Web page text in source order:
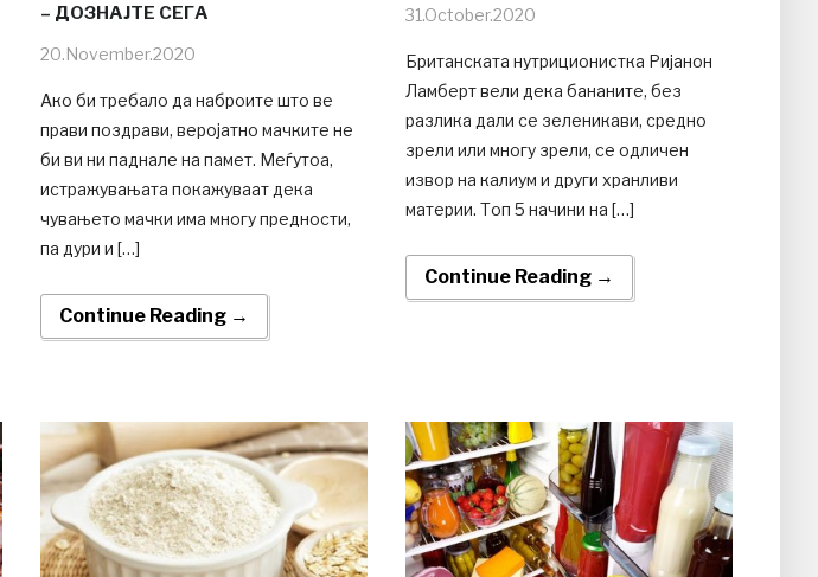
– ДОЗНАЈТЕ СЕГА
20.November.2020
Ако би требало да наброите што ве
прави поздрави, веројатно мачките не
би ви ни паднале на памет. Меѓутоа,
истражувањата покажуваат дека
чувањето мачки има многу предности,
па дури и […]
Continue Reading →
31.October.2020
Британската нутриционистка Ријанон
Ламберт вели дека бананите, без
разлика дали се зеленикави, средно
зрели или многу зрели, се одличен
извор на калиум и други хранливи
материи. Топ 5 начини на […]
Continue Reading →